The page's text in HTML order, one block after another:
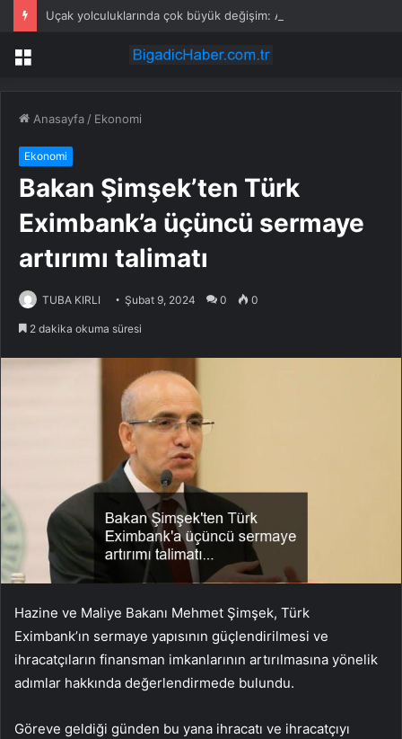
Menü
Anasayfa / Ekonomi
Ekonomi
Bakan Şimşek’ten Türk
Eximbank’a üçüncü sermaye
artırımı talimatı
TUBA KIRLI Şubat 9, 2024 0 0
2 dakika okuma süresi
Hazine ve Maliye Bakanı Mehmet Şimşek, Türk
Eximbank’ın sermaye yapısının güçlendirilmesi ve
ihracatçıların finansman imkanlarının artırılmasına yönelik
adımlar hakkında değerlendirmede bulundu.
Göreve geldiği günden bu yana ihracatı ve ihracatçıyı